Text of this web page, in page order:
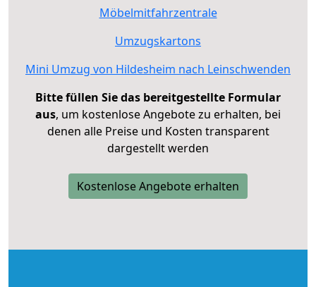
Möbelmitfahrzentrale
Umzugskartons
Mini Umzug von Hildesheim nach Leinschwenden
Bitte füllen Sie das bereitgestellte Formular
aus, um kostenlose Angebote zu erhalten, bei
denen alle Preise und Kosten transparent
dargestellt werden
Kostenlose Angebote erhalten